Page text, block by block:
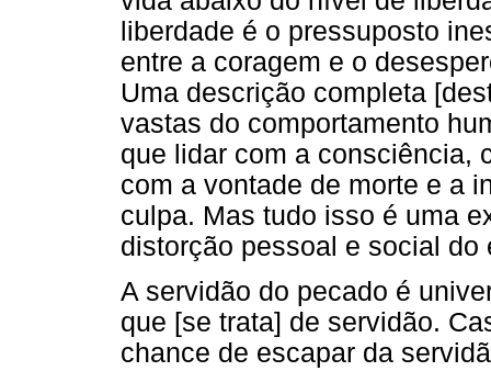
liberdade é o pressuposto
entre a coragem e o
Uma descrição completa
vastas do comportamento
que lidar com a consciência,
com a vontade de morte e a
culpa. Mas tudo isso é uma
distorção pessoal e social do
A servidão do pecado é
que [se trata] de servidão.
chance de escapar da